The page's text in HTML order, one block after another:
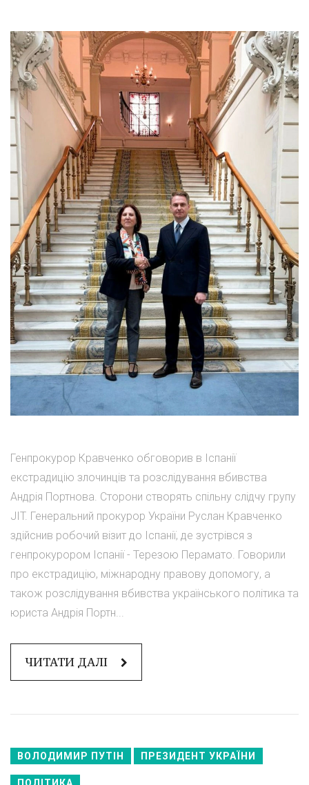
Генпрокурор Кравченко обговорив в Іспанії
екстрадицію злочинців та розслідування вбивства
Андрія Портнова. Сторони створять спільну слідчу групу
JIT. Генеральний прокурор України Руслан Кравченко
здійснив робочий візит до Іспанії, де зустрівся з
генпрокурором Іспанії - Терезою Перамато. Говорили
про екстрадицію, міжнародну правову допомогу, а
також розслідування вбивства українського політика та
юриста Андрія Портн...
ЧИТАТИ ДАЛІ
ВОЛОДИМИР ПУТІН ПРЕЗИДЕНТ УКРАЇНИ